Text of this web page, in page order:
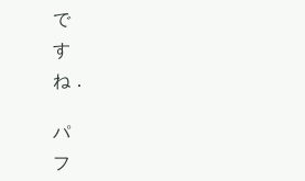
で
す
ね．
パ
フ